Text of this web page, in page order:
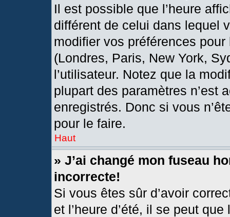
Il est possible que l’heure
différent de celui dans lequel
modifier vos préférences
(Londres, Paris, New York,
l’utilisateur. Notez que la
plupart des paramètres n’est
enregistrés. Donc si vous
pour le faire.
Haut
» J’ai changé mon fuseau
incorrecte!
Si vous êtes sûr d’avoir
et l’heure d’été, il se peut